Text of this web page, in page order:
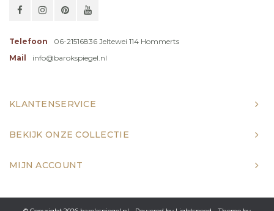
Telefoon
06-21516836 Jeltewei 114 Hommerts
Mail
info@barokspiegel.nl
KLANTENSERVICE
BEKIJK ONZE COLLECTIE
MIJN ACCOUNT